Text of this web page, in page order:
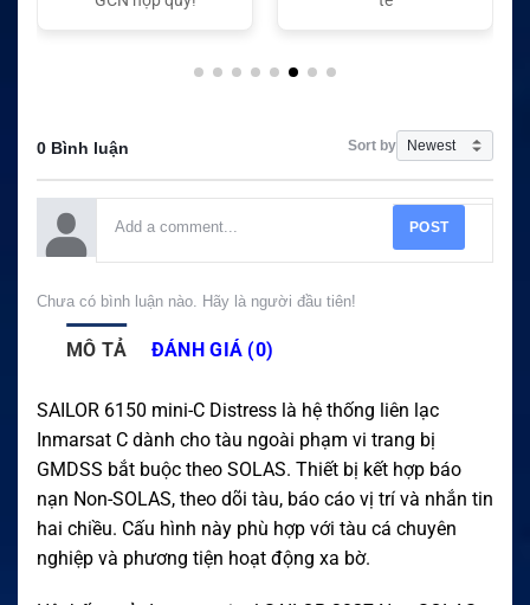
0 Bình luận Sort by
POST
Chưa có bình luận nào. Hãy là người đầu tiên!
MÔ TẢ ĐÁNH GIÁ (0)
SAILOR 6150 mini-C Distress là hệ thống liên lạc
Inmarsat C dành cho tàu ngoài phạm vi trang bị
GMDSS bắt buộc theo SOLAS. Thiết bị kết hợp báo
nạn Non-SOLAS, theo dõi tàu, báo cáo vị trí và nhắn tin
hai chiều. Cấu hình này phù hợp với tàu cá chuyên
nghiệp và phương tiện hoạt động xa bờ.